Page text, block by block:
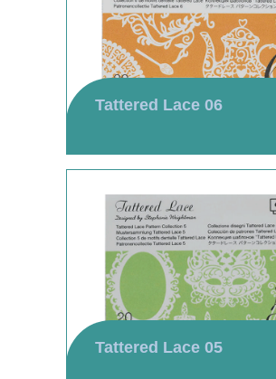
Tattered Lace 06
Tattered Lace 05